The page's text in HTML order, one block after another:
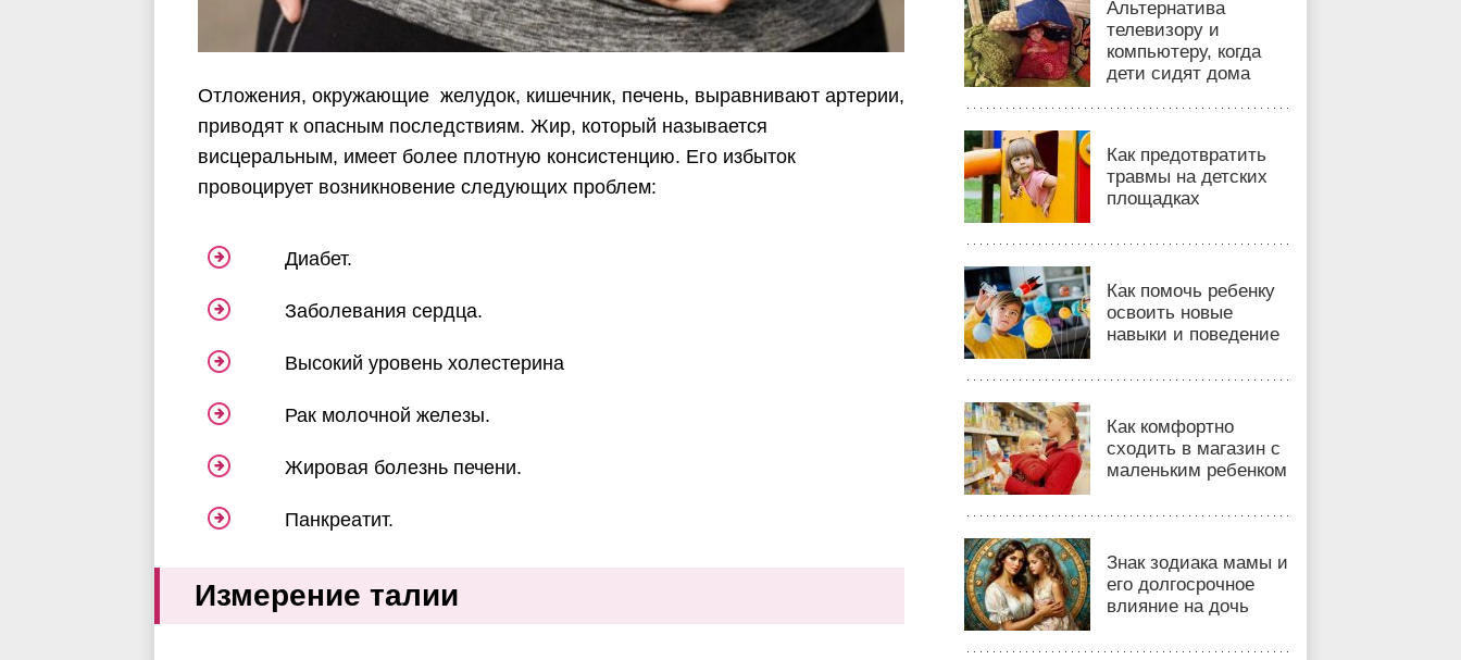
Отложения, окружающие желудок, кишечник, печень, выравнивают артерии,
приводят к опасным последствиям. Жир, который называется
висцеральным, имеет более плотную консистенцию. Его избыток
провоцирует возникновение следующих проблем:
Диабет.
Заболевания сердца.
Высокий уровень холестерина
Рак молочной железы.
Жировая болезнь печени.
Панкреатит.
Измерение талии
Альтернатива
телевизору и
компьютеру, когда
дети сидят дома
Как предотвратить
травмы на детских
площадках
Как помочь ребенку
освоить новые
навыки и поведение
Как комфортно
сходить в магазин с
маленьким ребенком
Знак зодиака мамы и
его долгосрочное
влияние на дочь